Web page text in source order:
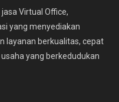
Virtual Office,
yang menyediakan
layanan berkualitas, cepat
yang berkedudukan